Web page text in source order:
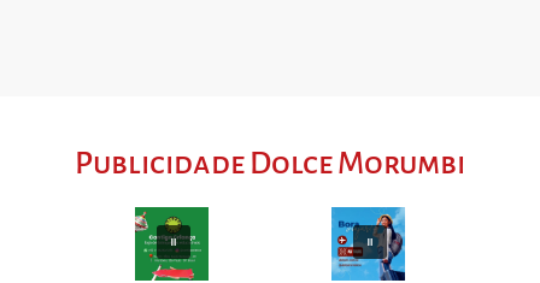
Publicidade Dolce Morumbi